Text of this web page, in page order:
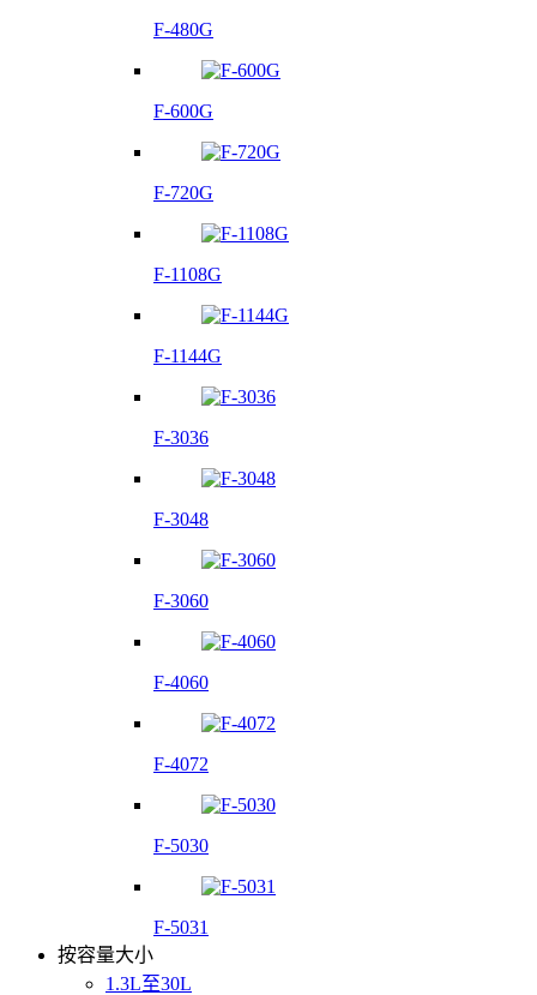
F-480G
F-600G
F-720G
F-1108G
F-1144G
F-3036
F-3048
F-3060
F-4060
F-4072
F-5030
F-5031
按容量大小
1.3L至30L